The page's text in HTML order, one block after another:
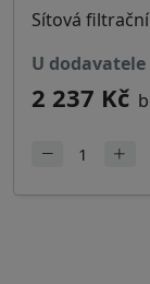
Sítová
u dodavatele
2 237 Kč